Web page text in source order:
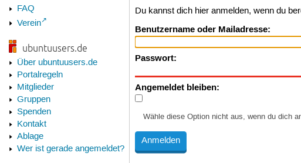
FAQ
Verein
ubuntuusers.de
Über ubuntuusers.de
Portalregeln
Mitglieder
Gruppen
Spenden
Kontakt
Ablage
Wer ist gerade angemeldet?
Du kannst dich hier anmelden, wenn du
Benutzername oder Mailadresse:
Passwort:
Angemeldet bleiben:
Wähle diese Option nicht aus, wenn du dich